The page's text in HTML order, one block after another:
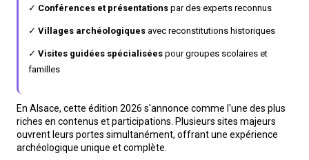
✓ Conférences et présentations par des experts reconnus
✓ Villages archéologiques avec reconstitutions historiques
✓ Visites guidées spécialisées pour groupes scolaires et
familles
En Alsace, cette édition 2026 s'annonce comme l'une des plus
riches en contenus et participations. Plusieurs sites majeurs
ouvrent leurs portes simultanément, offrant une expérience
archéologique unique et complète.